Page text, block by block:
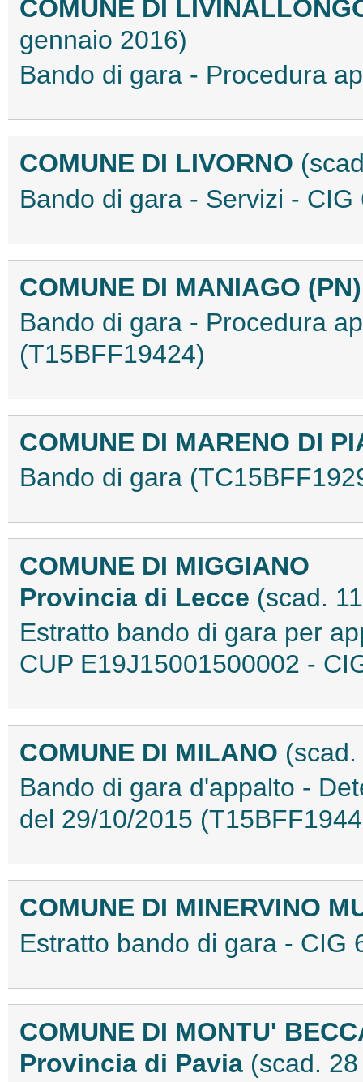
COMUNE DI
gennaio 2016)
Bando di gara - Procedura
COMUNE DI LIVORNO
Bando di gara - Servizi -
COMUNE DI MANIAGO
Bando di gara - Procedura
(T15BFF19424)
COMUNE DI MARENO DI
Bando di gara
COMUNE DI MIGGIANO
Provincia di Lecce (scad.
Estratto bando di gara per
CUP E19J15001500002 -
COMUNE DI MILANO
Bando di gara d'appalto -
del 29/10/2015
COMUNE DI MINERVINO
Estratto bando di gara - CIG
COMUNE DI MONTU'
Provincia di Pavia (scad.